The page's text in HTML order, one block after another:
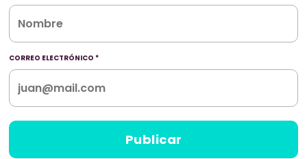
CORREO ELECTRÓNICO *